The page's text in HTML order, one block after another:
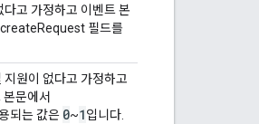
고 가정하고 이벤트 본
필드를
지원이 없다고 가정하고
문에서
되는 값은 0~1입니다.